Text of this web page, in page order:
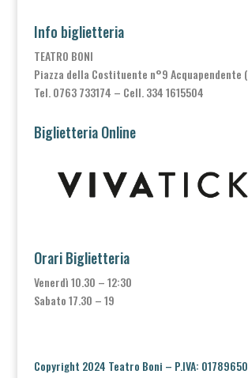
Info biglietteria
TEATRO BONI
Piazza della Costituente n°9 Acquapendente
Tel. 0763 733174 – Cell. 334 1615504
Biglietteria Online
Orari Biglietteria
Venerdì 10.30 – 12:30
Sabato 17.30 – 19
Copyright 2024 Teatro Boni – P.IVA: